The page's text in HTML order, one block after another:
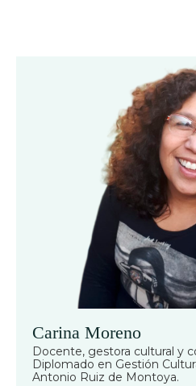
Carina Moreno
Docente, gestora cultural y
Diplomado en Gestión
Antonio Ruiz de Montoya.